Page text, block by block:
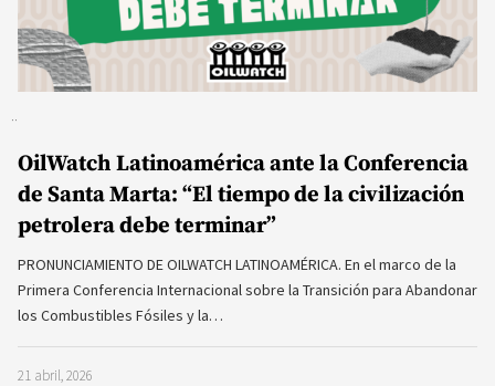
OilWatch Latinoamérica ante la Conferencia
de Santa Marta: “El tiempo de la civilización
petrolera debe terminar”
PRONUNCIAMIENTO DE OILWATCH LATINOAMÉRICA. En el marco de la
Primera Conferencia Internacional sobre la Transición para Abandonar
los Combustibles Fósiles y la…
21 abril, 2026